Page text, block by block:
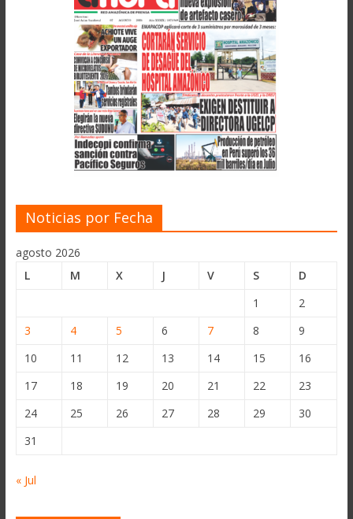
Noticias por Fecha
agosto 2026
L
M X J V S
D
1
2
3
4 5 6 7 8
9
10
11 12 13 14 15
16
17
18 19 20 21 22
23
24
25 26 27 28 29
30
31
« Jul